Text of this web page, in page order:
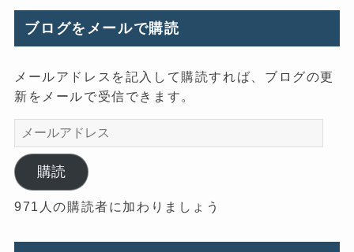
ブログをメールで購読
メールアドレスを記入して購読すれば、ブログの更
新をメールで受信できます。
メ
ー
ル
ア
ド
ス
購読
971人の購読者に加わりましょう